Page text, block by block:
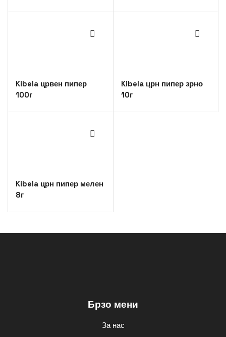
Kibela црвен пипер
100г
Kibela црн пипер зрно
10г
Kibela црн пипер мелен
8г
Брзо мени
За нас